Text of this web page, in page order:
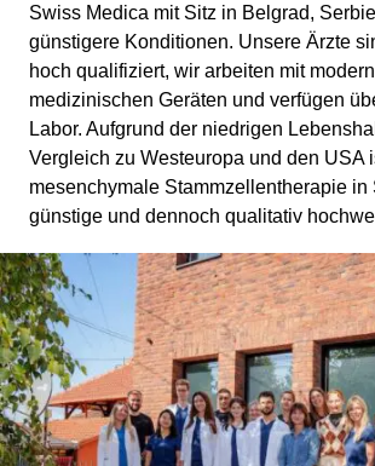
Swiss Medica mit Sitz in Belgrad,
günstigere Konditionen. Unsere Ärzte
hoch qualifiziert, wir arbeiten mit
medizinischen Geräten und verfügen
Labor. Aufgrund der niedrigen
Vergleich zu Westeuropa und den USA
mesenchymale Stammzellentherapie in
günstige und dennoch qualitativ